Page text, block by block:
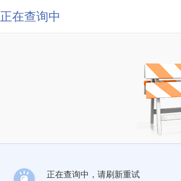
正在查询中
正在查询中，请刷新重试